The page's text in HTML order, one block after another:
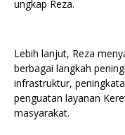
ungkap Reza.
Lebih lanjut, Reza
berbagai langkah
infrastruktur,
penguatan layanan
masyarakat.